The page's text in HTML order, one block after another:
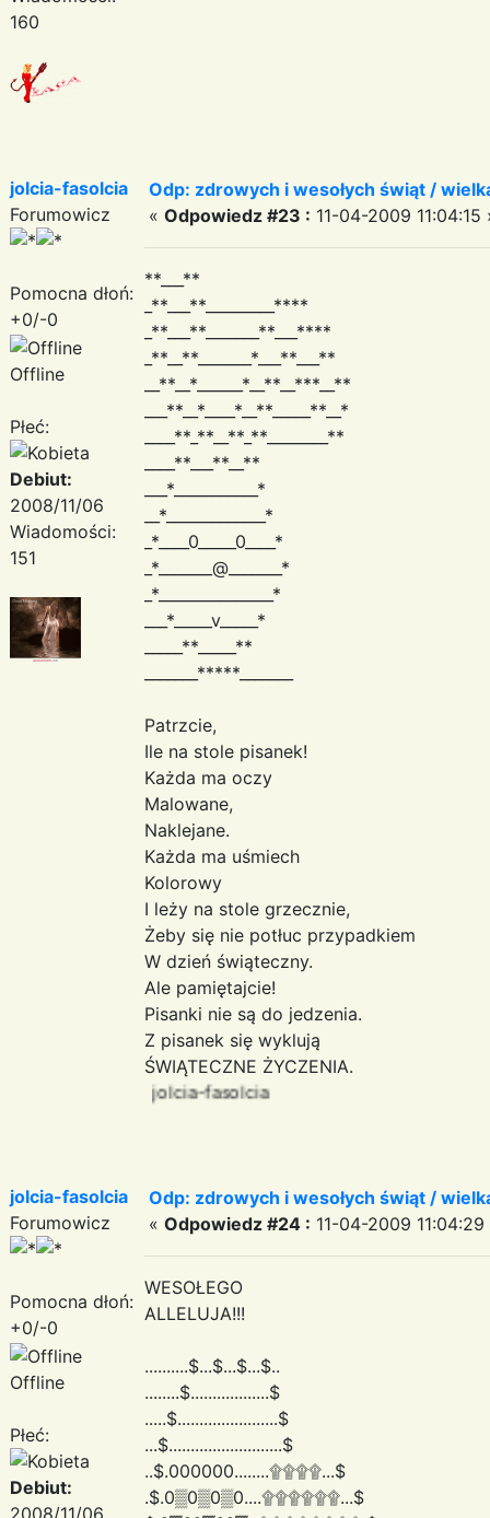
160
jolcia-fasolcia
Forumowicz
Pomocna dłoń:
+0/-0
Offline
Płeć:
Debiut:
2008/11/06
Wiadomości:
151
Odp: zdrowych i wesołych świąt /
« Odpowiedz #23 : 11-04-2009 11:04:15
**___**
_**___**_________****
_**___**_______**___****
_**__**_______*___**___**
__**__*______*__**__***__**
___**__*____*__**_____**__*
____**_**__**_**________**
____**___**__**
___*___________*
__*_____________*
_*____0_____0____*
_*_______@_______*
_*_______________*
___*_____v_____*
_____**_____**
_______*****_______
Patrzcie,
Ile na stole pisanek!
Każda ma oczy
Malowane,
Naklejane.
Każda ma uśmiech
Kolorowy
I leży na stole grzecznie,
Żeby się nie potłuc przypadkiem
W dzień świąteczny.
Ale pamiętajcie!
Pisanki nie są do jedzenia.
Z pisanek się wyklują
ŚWIĄTECZNE ŻYCZENIA.
jolcia-fasolcia
jolcia-fasolcia
Forumowicz
Pomocna dłoń:
+0/-0
Offline
Płeć:
Debiut:
2008/11/06
Odp: zdrowych i wesołych świąt /
« Odpowiedz #24 : 11-04-2009 11:04:29
WESOŁEGO
ALLELUJA!!!
..........$...$...$...$..
........$..................$
.....$.......................$
...$..........................$
..$.000000........۩۩۩۩...$
.$.0▒0▒0▒0....۩۩۩۩۩۩...$